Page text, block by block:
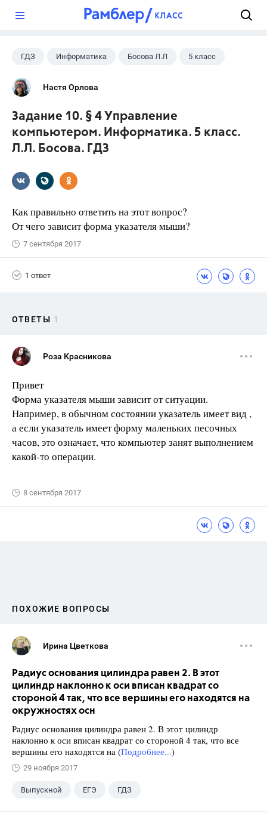
ГДЗ Информатика Босова Л.Л 5 класс
Настя Орлова
Задание 10. § 4 Управление
компьютером. Информатика. 5 класс.
Л.Л. Босова. ГДЗ
Как правильно ответить на этот вопрос?
От чего зависит форма указателя мыши?
7 сентября 2017
1 ответ
ОТВЕТЫ 1
Роза Красникова
Привет
Форма указателя мыши зависит от ситуации.
Например, в обычном состоянии указатель имеет вид ,
а если указатель имеет форму маленьких песочных
часов, это означает, что компьютер занят выполнением
какой-то операции.
8 сентября 2017
ПОХОЖИЕ ВОПРОСЫ
Ирина Цветкова
Радиус основания цилиндра равен 2. В этот
цилиндр наклонно к оси вписан квадрат со
стороной 4 так, что все вершины его находятся на
окружностях осн
Радиус основания цилиндра равен 2. В этот цилиндр
наклонно к оси вписан квадрат со стороной 4 так, что все
вершины его находятся на (Подробнее...)
29 ноября 2017
Выпускной ЕГЭ ГДЗ